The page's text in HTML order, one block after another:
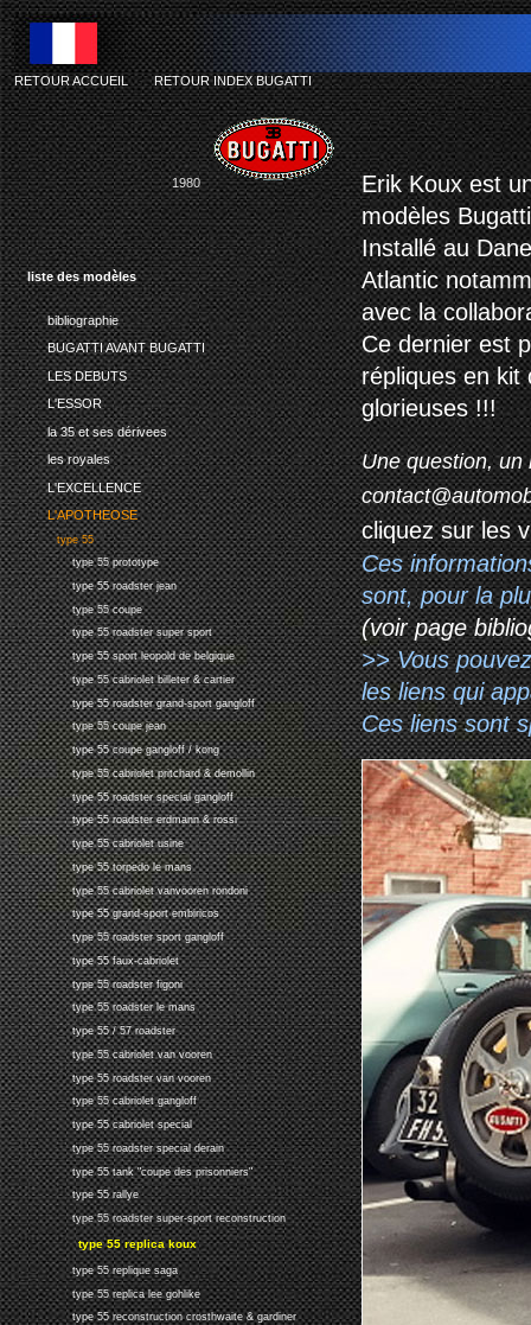
liste des modèles
bibliographie
BUGATTI AVANT BUGATTI
LES DEBUTS
L'ESSOR
la 35 et ses dérivees
les royales
L'EXCELLENCE
L'APOTHEOSE
type 55
type 55 prototype
type 55 roadster jean
type 55 coupe
type 55 roadster super sport
type 55 sport leopold de belgique
type 55 cabriolet billeter & cartier
type 55 roadster grand-sport gangloff
type 55 coupe jean
type 55 coupe gangloff / kong
type 55 cabriolet pritchard & demollin
type 55 roadster special gangloff
type 55 roadster erdmann & rossi
type 55 cabriolet usine
type 55 torpedo le mans
type 55 cabriolet vanvooren rondoni
type 55 grand-sport embiricos
type 55 roadster sport gangloff
type 55 faux-cabriolet
type 55 roadster figoni
type 55 roadster le mans
type 55 / 57 roadster
type 55 cabriolet van vooren
type 55 roadster van vooren
type 55 cabriolet gangloff
type 55 cabriolet special
type 55 roadster special derain
type 55 tank "coupe des prisonniers"
type 55 rallye
type 55 roadster super-sport reconstruction
type 55 replica koux
type 55 replique saga
type 55 replica lee gohlike
type 55 reconstruction crosthwaite & gardiner
RETOUR ACCUEIL-RETOUR INDEX BUGATTI
1980
Erik Koux est
modèles
Installé au
Atlantic
avec la
Ce dernier est
répliques en kit
glorieuses !!!
Une question, un
cliquez sur les
Ces
sont, pour la
(voir page
>> Vous
les liens qui
Ces liens sont